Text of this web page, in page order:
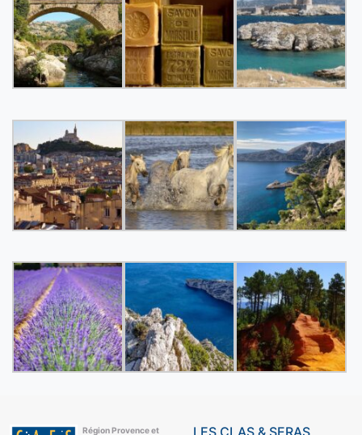
Région Provence et LES CLAS & SERAS